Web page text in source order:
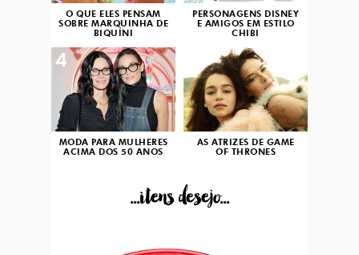
O QUE ELES PENSAM
SOBRE MARQUINHA DE
BIQUÍNI
PERSONAGENS DISNEY
E AMIGOS EM ESTILO
CHIBI
MODA PARA MULHERES
ACIMA DOS 50 ANOS
4
AS ATRIZES DE GAME
OF THRONES
...itens desejo...